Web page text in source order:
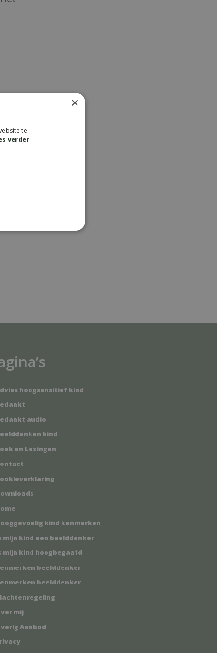
hoogsensitief kind
audio
kind
en Lezingen
kind kenmerken
mijn kind een beelddenker
mijn kind hoogbegaafd
beelddenker
beelddenker
mij
Aanbod
×
te
verder